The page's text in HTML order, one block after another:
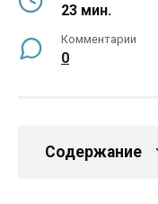
23 мин.
Комментарии
0
Содержание